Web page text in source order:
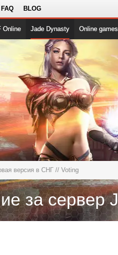
FAQ BLOG
Online Jade Dynasty Online games
версия в СНГ // Voting